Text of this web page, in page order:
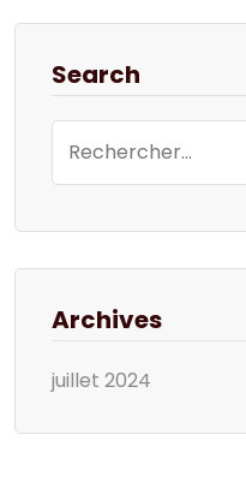
Search
Archives
juillet 2024